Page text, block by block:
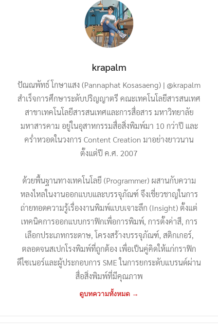
krapalm
ปัณณพัทธ์ โกษาแสง (Pannaphat Kosasaeng) | @krapalm
สำเร็จการศึกษาระดับปริญญาตรี คณะเทคโนโลยีสารสนเทศ
สาขาเทคโนโลยีสารสนเทศและการสื่อสาร มหาวิทยาลัย
มหาสารคาม อยู่ในอุสาหกรรมสื่อสิ่งพิมพ์มา 10 กว่าปี และ
คร่ำหวอดในวงการ Content Creation มาอย่างยาวนาน
ตั้งแต่ปี ค.ศ. 2007
ด้วยพื้นฐานทางเทคโนโลยี (Programmer) ผสานกับความ
หลงไหลในงานออกแบบและบรรจุภัณฑ์ จึงเชี่ยวชาญในการ
ถ่ายทอดความรู้เรื่องงานพิมพ์แบบเจาะลึก (Insight) ตั้งแต่
เทคนิคการออกแบบกราฟิกเพื่อการพิมพ์, การตั้งค่าสี, การ
เลือกประเภทกระดาษ, โครงสร้างบรรจุภัณฑ์, สติกเกอร์,
ตลอดจนสเปกโรงพิมพ์ที่ถูกต้อง เพื่อเป็นคู่คิดให้แก่กราฟิก
ดีไซเนอร์และผู้ประกอบการ SME ในการยกระดับแบรนด์ผ่าน
สื่อสิ่งพิมพ์ที่มีคุณภาพ
ดูบทความทั้งหมด →